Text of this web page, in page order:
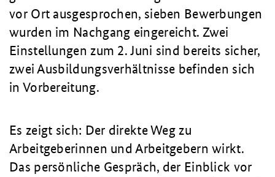
vor Ort ausgesprochen, sieben Bewerbungen
wurden im Nachgang eingereicht. Zwei
Einstellungen zum 2. Juni sind bereits sicher,
zwei Ausbildungsverhältnisse befinden sich
in Vorbereitung.
Es zeigt sich: Der direkte Weg zu
Arbeitgeberinnen und Arbeitgebern wirkt.
Das persönliche Gespräch, der Einblick vor